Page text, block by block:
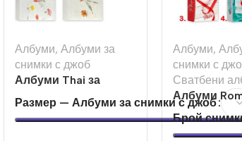
Албуми, Албуми за
снимки с джоб
Албуми Thai за
200бр 10×15 или 13х18
Размер — Албуми за снимки с джоб
Албуми,
снимки с
Сватбени
Албуми
10х15 100бр
Брой